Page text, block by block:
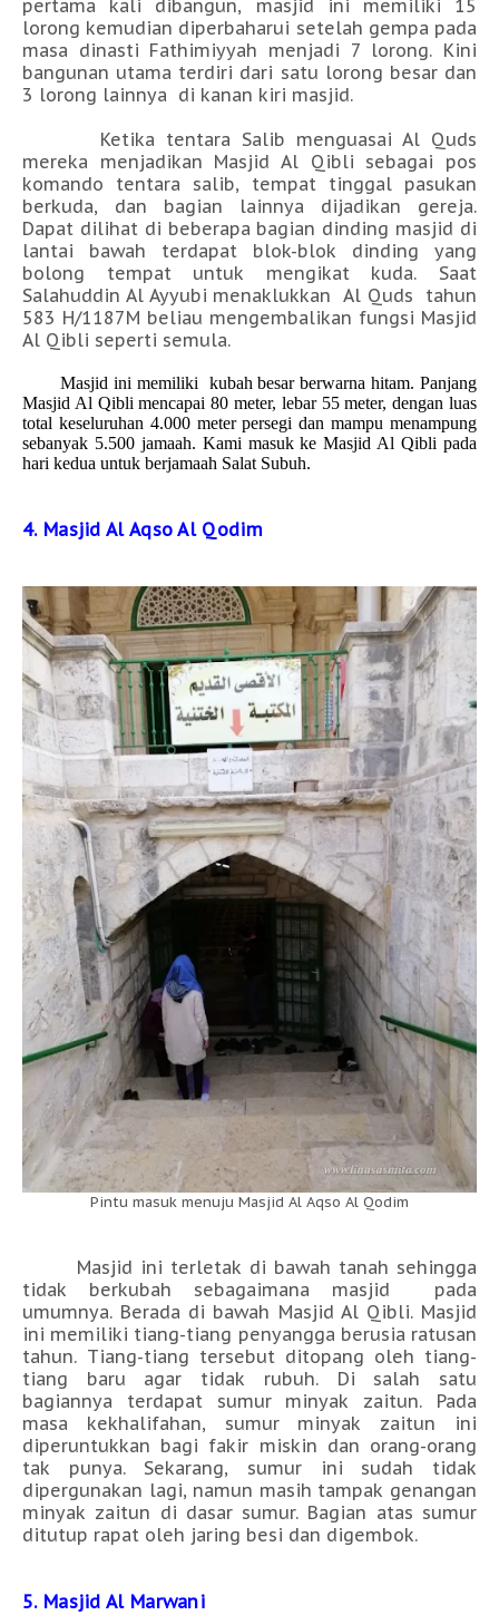
pertama kali dibangun, masjid ini memiliki 15
lorong kemudian diperbaharui setelah gempa pada
masa dinasti Fathimiyyah menjadi 7 lorong. Kini
bangunan utama terdiri dari satu lorong besar dan
3 lorong lainnya di kanan kiri masjid.
Ketika tentara Salib menguasai Al Quds
mereka menjadikan Masjid Al Qibli sebagai pos
komando tentara salib, tempat tinggal pasukan
berkuda, dan bagian lainnya dijadikan gereja.
Dapat dilihat di beberapa bagian dinding masjid di
lantai bawah terdapat blok-blok dinding yang
bolong tempat untuk mengikat kuda. Saat
Salahuddin Al Ayyubi menaklukkan Al Quds tahun
583 H/1187M beliau mengembalikan fungsi Masjid
Al Qibli seperti semula.
Masjid ini memiliki kubah besar berwarna hitam. Panjang
Masjid Al Qibli mencapai 80 meter, lebar 55 meter, dengan luas
total keseluruhan 4.000 meter persegi dan mampu menampung
sebanyak 5.500 jamaah. Kami masuk ke Masjid Al Qibli pada
hari kedua untuk berjamaah Salat Subuh.
4. Masjid Al Aqso Al Qodim
Pintu masuk menuju Masjid Al Aqso Al Qodim
Masjid ini terletak di bawah tanah sehingga
tidak berkubah sebagaimana masjid pada
umumnya. Berada di bawah Masjid Al Qibli. Masjid
ini memiliki tiang-tiang penyangga berusia ratusan
tahun. Tiang-tiang tersebut ditopang oleh tiang-
tiang baru agar tidak rubuh. Di salah satu
bagiannya terdapat sumur minyak zaitun. Pada
masa kekhalifahan, sumur minyak zaitun ini
diperuntukkan bagi fakir miskin dan orang-orang
tak punya. Sekarang, sumur ini sudah tidak
dipergunakan lagi, namun masih tampak genangan
minyak zaitun di dasar sumur. Bagian atas sumur
ditutup rapat oleh jaring besi dan digembok.
5. Masjid Al Marwani